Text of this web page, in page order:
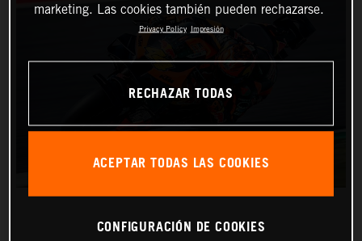
marketing. Las cookies también pueden rechazarse.
Privacy Policy Impresión
RECHAZAR TODAS
ACEPTAR TODAS LAS COOKIES
CONFIGURACIÓN DE COOKIES